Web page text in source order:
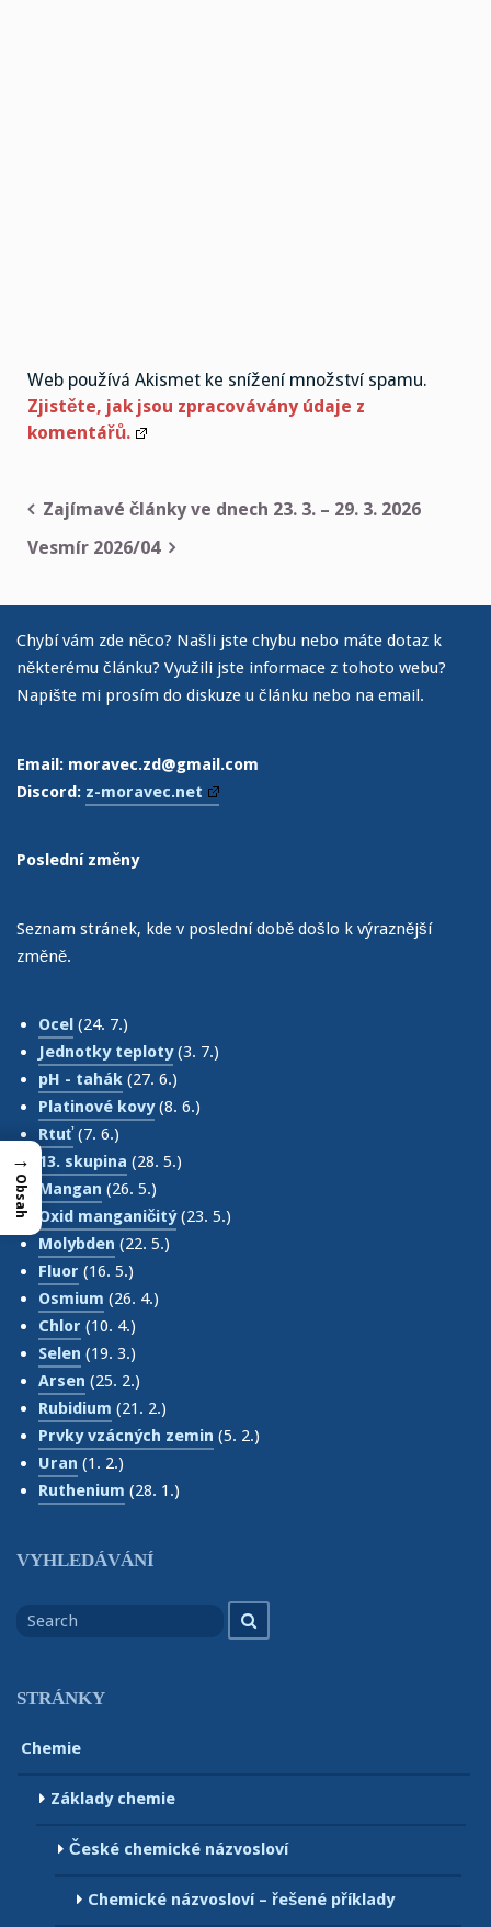
Web používá Akismet ke snížení množství spamu.
Zjistěte, jak jsou zpracovávány údaje z
komentářů.
Navigace
příspěvek
Zajímavé články ve dnech 23. 3. – 29. 3. 2026
Vesmír 2026/04
Chybí vám zde něco? Našli jste chybu nebo máte dotaz k
některému článku? Využili jste informace z tohoto webu?
Napište mi prosím do diskuze u článku nebo na email.
Email: moravec.zd@gmail.com
Discord: z-moravec.net
Poslední změny
Seznam stránek, kde v poslední době došlo k výraznější
změně.
Ocel (24. 7.)
Jednotky teploty(3. 7.)
pH - tahák (27. 6.)
Platinové kovy(8. 6.)
Rtuť(7. 6.)
13. skupina (28. 5.)
Mangan (26. 5.)
Oxid manganičitý(23. 5.)
Molybden (22. 5.)
Fluor (16. 5.)
Osmium (26. 4.)
Chlor (10. 4.)
Selen (19. 3.)
Arsen (25. 2.)
Rubidium (21. 2.)
Prvky vzácných zemin (5. 2.)
Uran (1. 2.)
Ruthenium (28. 1.)
VYHLEDÁVÁNÍ
for
STRÁNKY
Chemie
Základy chemie
České chemické názvosloví
Chemické názvosloví – řešené příklady
→
Obsah